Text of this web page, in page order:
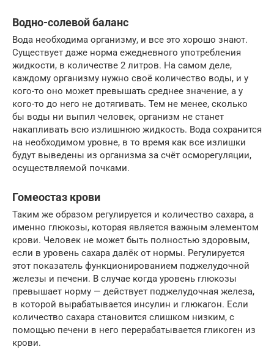
Водно-солевой баланс
Вода необходима организму, и все это хорошо знают.
Существует даже норма ежедневного употребления
жидкости, в количестве 2 литров. На самом деле,
каждому организму нужно своё количество воды, и у
кого-то оно может превышать среднее значение, а у
кого-то до него не дотягивать. Тем не менее, сколько
бы воды ни выпил человек, организм не станет
накапливать всю излишнюю жидкость. Вода сохранится
на необходимом уровне, в то время как все излишки
будут выведены из организма за счёт осморегуляции,
осуществляемой почками.
Гомеостаз крови
Таким же образом регулируется и количество сахара, а
именно глюкозы, которая является важным элементом
крови. Человек не может быть полностью здоровым,
если в уровень сахара далёк от нормы. Регулируется
этот показатель функционированием поджелудочной
железы и печени. В случае когда уровень глюкозы
превышает норму — действует поджелудочная железа,
в которой вырабатывается инсулин и глюкагон. Если
количество сахара становится слишком низким, с
помощью печени в него перерабатывается гликоген из
крови.